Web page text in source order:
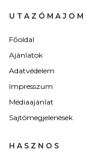
UTAZÓMAJOM
Főoldal
Ajánlatok
Adatvédelem
Impresszum
Médiaajánlat
Sajtómegjelenések
HASZNOS